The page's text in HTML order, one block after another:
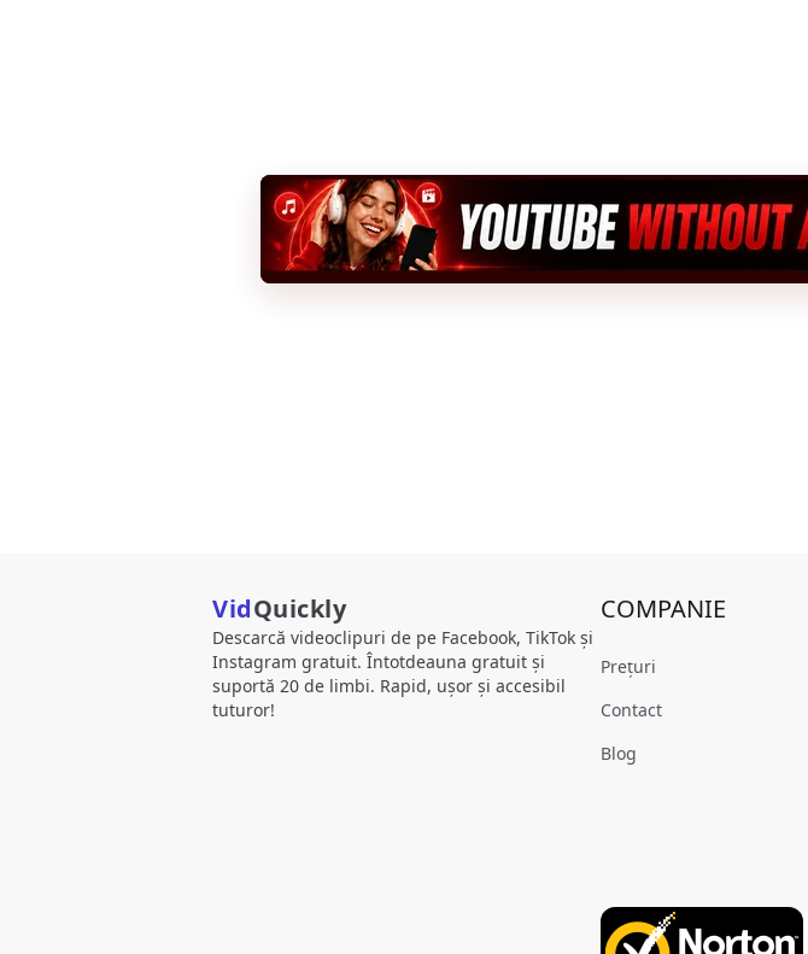
VidQuickly
Descarcă videoclipuri de pe Facebook, TikTok și
Instagram gratuit. Întotdeauna gratuit și
suportă 20 de limbi. Rapid, ușor și accesibil
tuturor!
COMPANIE
Prețuri
Contact
Blog